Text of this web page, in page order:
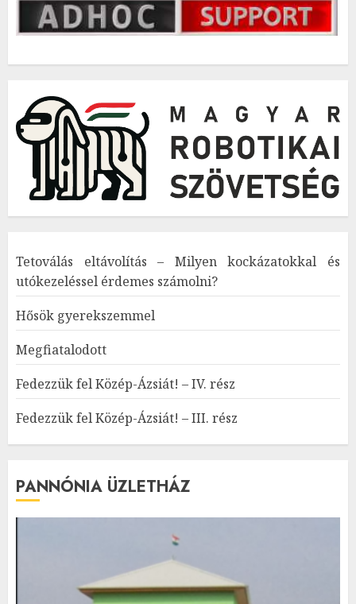
Tetoválás eltávolítás – Milyen kockázatokkal és
utókezeléssel érdemes számolni?
Hősök gyerekszemmel
Megfiatalodott
Fedezzük fel Közép-Ázsiát! – IV. rész
Fedezzük fel Közép-Ázsiát! – III. rész
PANNÓNIA ÜZLETHÁZ